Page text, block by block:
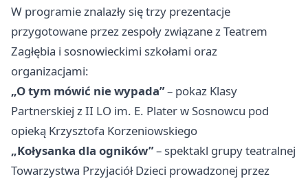
W programie znalazły się trzy prezentacje
przygotowane przez zespoły związane z Teatrem
Zagłębia i sosnowieckimi szkołami oraz
organizacjami:
„O tym mówić nie wypada”– pokaz Klasy
Partnerskiej z II LO im. E. Plater w Sosnowcu pod
opieką Krzysztofa Korzeniowskiego
„Kołysanka dla ogników”– spektakl grupy teatralnej
Towarzystwa Przyjaciół Dzieci prowadzonej przez